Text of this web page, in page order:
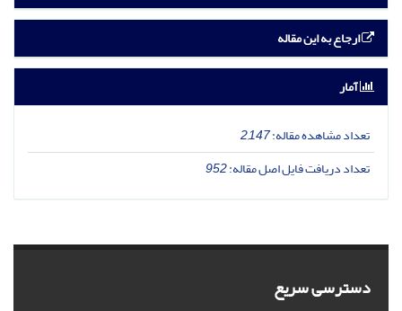
ارجاع به این مقاله
آمار
تعداد مشاهده مقاله:2,147
تعداد دریافت فایل اصل مقاله:952
دسترسی سریع